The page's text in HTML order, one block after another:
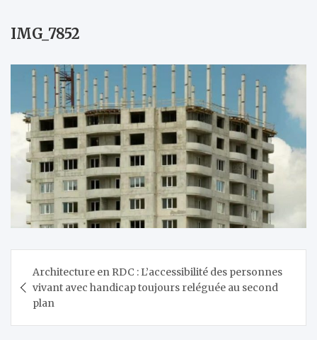
IMG_7852
de
l’article
Architecture en RDC : L’accessibilité des personnes
vivant avec handicap toujours reléguée au second
plan